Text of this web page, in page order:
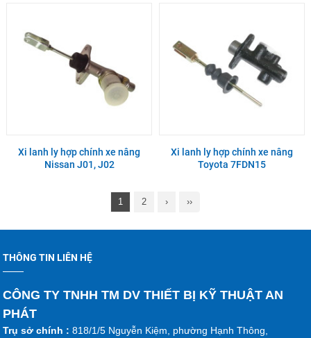
Xi lanh ly hợp chính xe nâng
Nissan J01, J02
Xi lanh ly hợp chính xe nâng
Toyota 7FDN15
1 2 › ››
THÔNG TIN LIÊN HỆ
CÔNG TY TNHH TM DV THIẾT BỊ KỸ THUẬT AN
PHÁT
Trụ sở chính : 818/1/5 Nguyễn Kiệm, phường Hạnh Thông,